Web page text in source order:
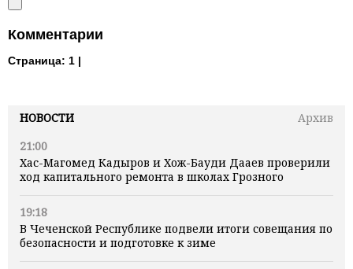
НОВОСТИ
Архив
21:00
Хас-Магомед Кадыров и Хож-Бауди Дааев проверили
ход капитального ремонта в школах Грозного
19:18
В Чеченской Республике подвели итоги совещания по
безопасности и подготовке к зиме
Комментарии
Страница: 1 |